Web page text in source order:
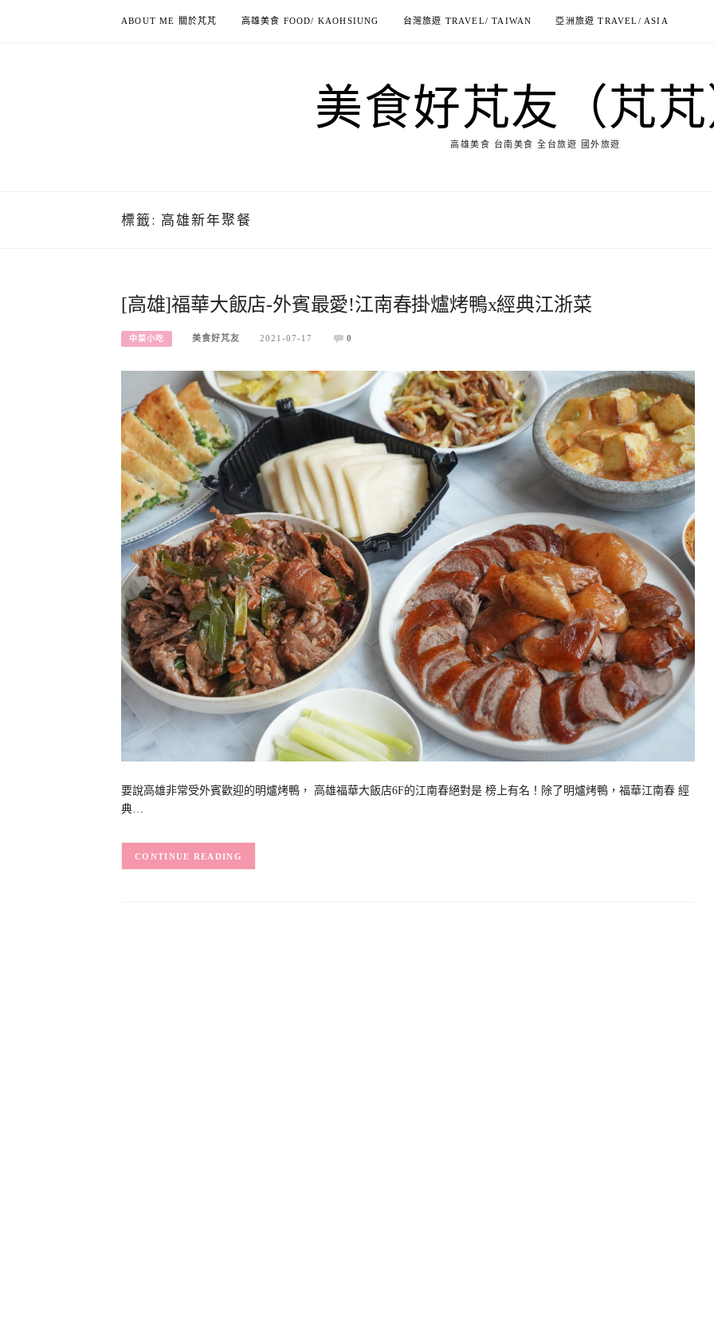
ABOUT ME 關於芃芃 高雄美食 FOOD/ KAOHSIUNG 台灣旅遊 TRAVEL/ TAIWAN 亞洲旅遊 TRAVEL/ ASIA
美食好芃友（芃芃
高雄美食 台南美食 全台旅遊 國外旅遊
標籤: 高雄新年聚餐
[高雄]福華大飯店-外賓最愛!江南春掛爐烤鴨x經典江浙菜
中菜小吃 美食好芃友 2021-07-17 0
要說高雄非常受外賓歡迎的明爐烤鴨， 高雄福華大飯店6F的江南春絕對是 榜上有名！除了明爐烤鴨，福華江南春 經
典…
CONTINUE READING